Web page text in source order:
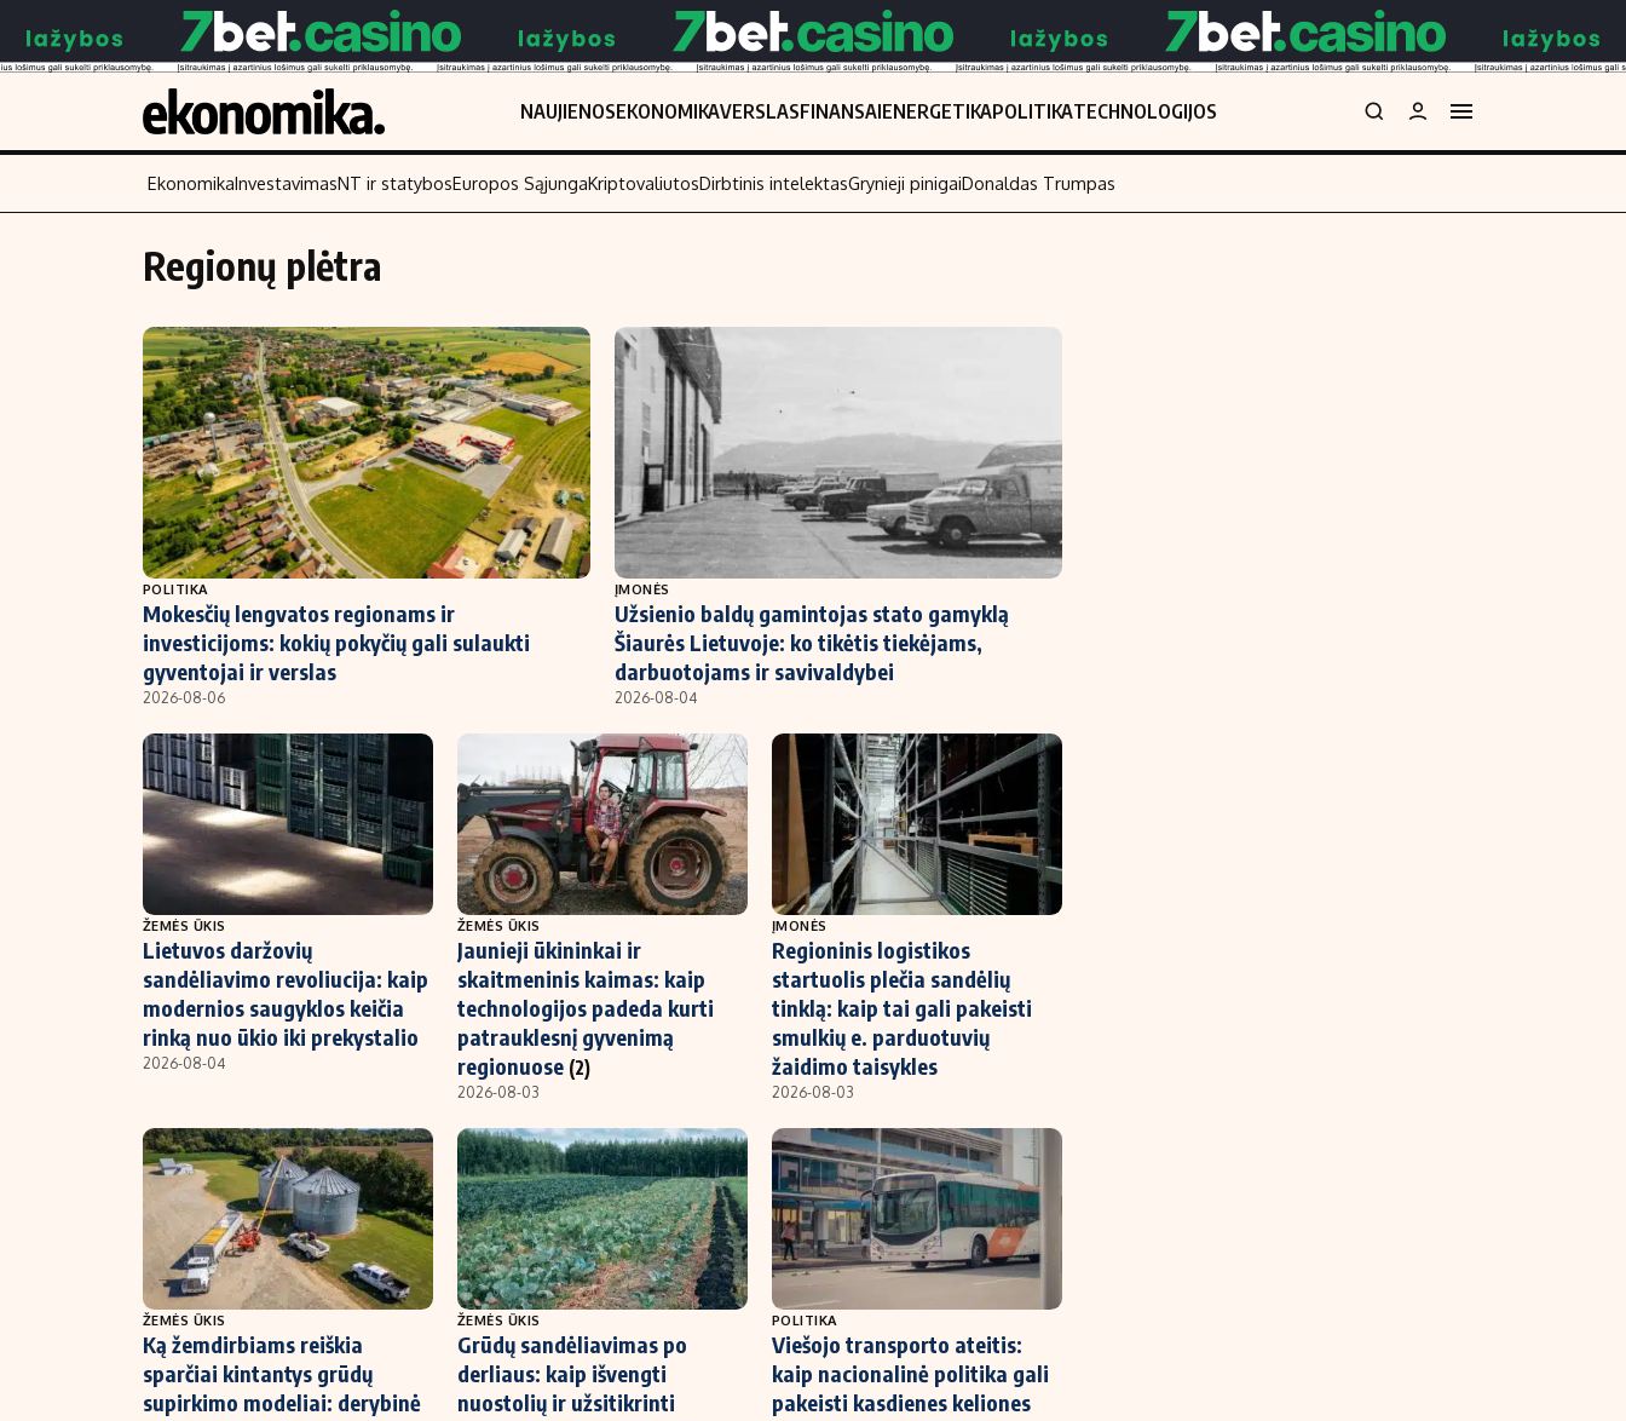
NAUJIENOSEKONOMIKAVERSLASFINANSAIENERGETIKAPOLITIKATECHNOLOGIJOS
Turinys
Naujienos
Aplinka
Verslas
Energetika
Ekonomika
Politika
NT ir statybos
Finansai
Įmonės
Žemės ūkis
Technologijos
Laisvalaikis
Investavimas
Akcijų rinka
Saulės elektrinės
Kriptovaliutos
Infliacija
Migracija
Nedarbo išmokos skaičiuoklė
Būsto finansai
Įdomios naujienos
EkonomikaInvestavimasNT ir statybosEuropos SąjungaKriptovaliutosDirbtinis intelektasGrynieji pinigaiDonaldas Trumpas
Regionų plėtra
POLITIKA
Mokesčių lengvatos regionams ir
investicijoms: kokių pokyčių gali sulaukti
gyventojai ir verslas
2026-08-06
ĮMONĖS
Užsienio baldų gamintojas stato gamyklą
Šiaurės Lietuvoje: ko tikėtis tiekėjams,
darbuotojams ir savivaldybei
2026-08-04
ŽEMĖS ŪKIS
Lietuvos daržovių
sandėliavimo revoliucija: kaip
modernios saugyklos keičia
rinką nuo ūkio iki prekystalio
2026-08-04
ŽEMĖS ŪKIS
Jaunieji ūkininkai ir
skaitmeninis kaimas: kaip
technologijos padeda kurti
patrauklesnį gyvenimą
regionuose (2)
2026-08-03
ĮMONĖS
Regioninis logistikos
startuolis plečia sandėlių
tinklą: kaip tai gali pakeisti
smulkių e. parduotuvių
žaidimo taisykles
2026-08-03
ŽEMĖS ŪKIS
Ką žemdirbiams reiškia
sparčiai kintantys grūdų
supirkimo modeliai: derybinė
ŽEMĖS ŪKIS
Grūdų sandėliavimas po
derliaus: kaip išvengti
nuostolių ir užsitikrinti
POLITIKA
Viešojo transporto ateitis:
kaip nacionalinė politika gali
pakeisti kasdienes keliones